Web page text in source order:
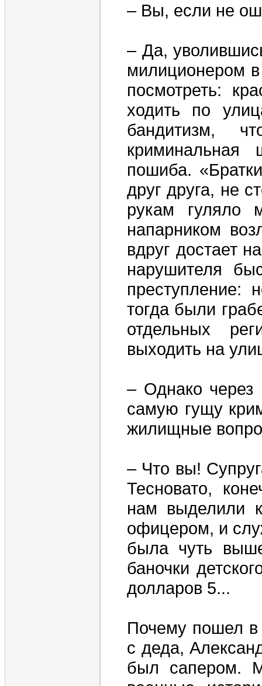
– Вы, если не
– Да,
милиционером
посмотреть:
ходить по
бандитизм,
пошиба.
друг друга, не
рукам гуляло
напарником
вдруг достает
нарушителя
преступление:
тогда были
отдельных
выходить на
– Однако через
самую гущу
жилищные
– Что вы!
Тесновато,
нам выделили
офицером, и
была чуть
баночки
долларов 5...
Почему пошел в
с деда,
был сапером.